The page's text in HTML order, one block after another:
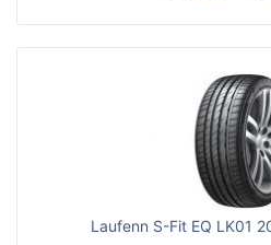
Laufenn S-Fit EQ LK01